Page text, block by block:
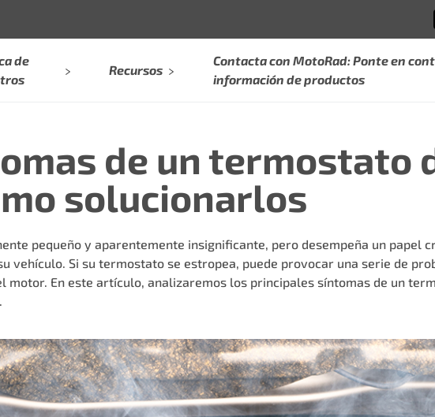
de
Recursos
Contacta con MotoRad: Ponte en
información de productos
de un termostato
solucionarlos
pequeño y aparentemente insignificante, pero desempeña un papel
vehículo. Si su termostato se estropea, puede provocar una serie de
En este artículo, analizaremos los principales síntomas de un